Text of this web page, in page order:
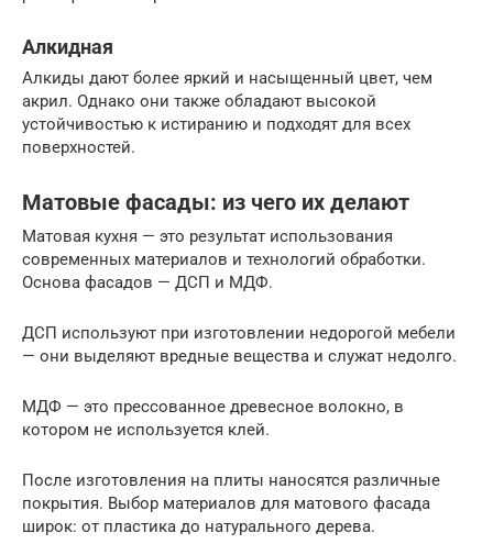
Алкидная
Алкиды дают более яркий и насыщенный цвет, чем
акрил. Однако они также обладают высокой
устойчивостью к истиранию и подходят для всех
поверхностей.
Матовые фасады: из чего их делают
Матовая кухня — это результат использования
современных материалов и технологий обработки.
Основа фасадов — ДСП и МДФ.
ДСП используют при изготовлении недорогой мебели
— они выделяют вредные вещества и служат недолго.
МДФ — это прессованное древесное волокно, в
котором не используется клей.
После изготовления на плиты наносятся различные
покрытия. Выбор материалов для матового фасада
широк: от пластика до натурального дерева.